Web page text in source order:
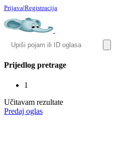
Prijava|Registracija
Prijedlog pretrage
1
Učitavam rezultate
Predaj oglas